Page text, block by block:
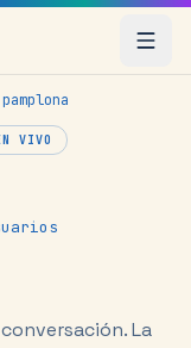
pamplona
VIVO
La